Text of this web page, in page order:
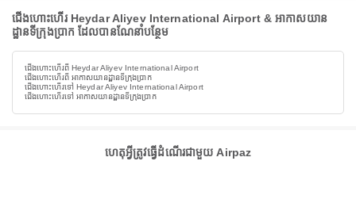
ជើងហោះហើរ Heydar Aliyev International Airport & អាកាសយាន
ដ្ឋានទីក្រុងប្រាក ដែលបានណែនាំបន្ថែម
ជើងហោះហើរពី Heydar Aliyev International Airport
ជើងហោះហើរពី អាកាសយានដ្ឋានទីក្រុងប្រាក
ជើងហោះហើរទៅ Heydar Aliyev International Airport
ជើងហោះហើរទៅ អាកាសយានដ្ឋានទីក្រុងប្រាក
ហេតុអ្វីត្រូវធ្វើដំណើរជាមួយ Airpaz